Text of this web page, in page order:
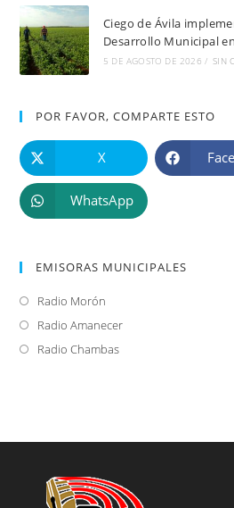
Ciego de Ávila
Desarrollo Municipal
5 DE AGOSTO DE 2026 / SIN
POR FAVOR, COMPARTE ESTO
X
WhatsApp
EMISORAS MUNICIPALES
Radio Morón
abre
en
Radio AmanecerSe
Radio ChambasSe
nueva